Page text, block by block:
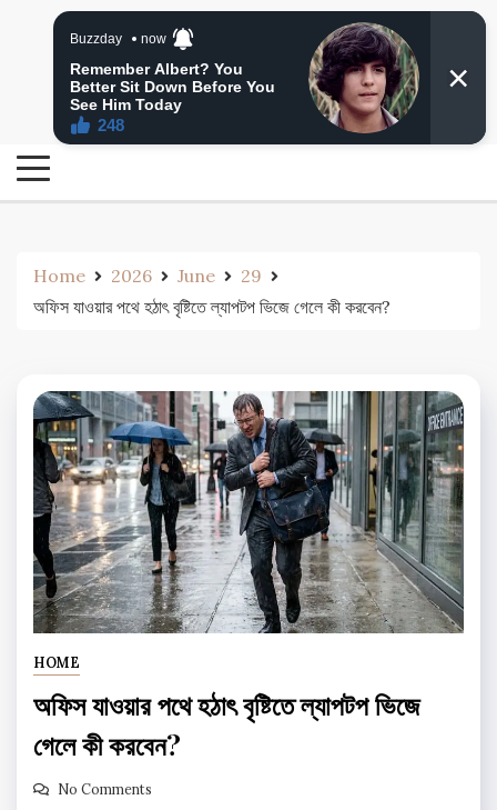
24 Ghanta Bangla News
24 Ghanta Bengali News
Home 2026 June
29
অফিস যাওয়ার পথে হঠাৎ বৃষ্টিতে ল্যাপটপ ভিজে গেলে কী করবেন?
HOME
অফিস যাওয়ার পথে হঠাৎ বৃষ্টিতে ল্যাপটপ ভিজে
গেলে কী করবেন?
No Comments